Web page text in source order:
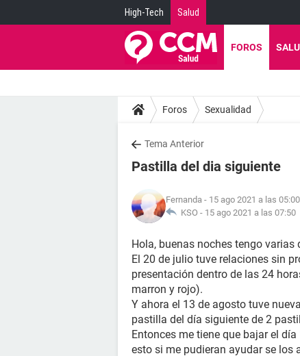
High-Tech Salud
FOROS
Foros Sexualidad
Tema Anterior
Pastilla del dia siguiente
Fernanda - 15 ago 2021 a las 05:00
KSO - 15 ago 2021 a las 07:50
Hola, buenas noches tengo
El 20 de julio tuve relaciones sin
presentación dentro de las 24
marron y rojo).
Y ahora el 13 de agosto tuve
pastilla del día siguiente de 2
Entonces me tiene que bajar el
esto si me pudieran ayudar se los